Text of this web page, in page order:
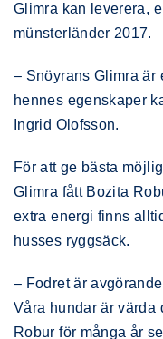
Glimra kan leverera,
münsterländer 2017.
– Snöyrans Glimra är
hennes egenskaper
Ingrid Olofsson.
För att ge bästa
Glimra fått Bozita
extra energi finns
husses ryggsäck.
– Fodret är
Våra hundar är värda
Robur för många år